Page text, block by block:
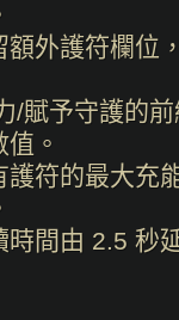
額外護符欄
/賦予守護的
。
護符的最大充
時間由 2.5 秒